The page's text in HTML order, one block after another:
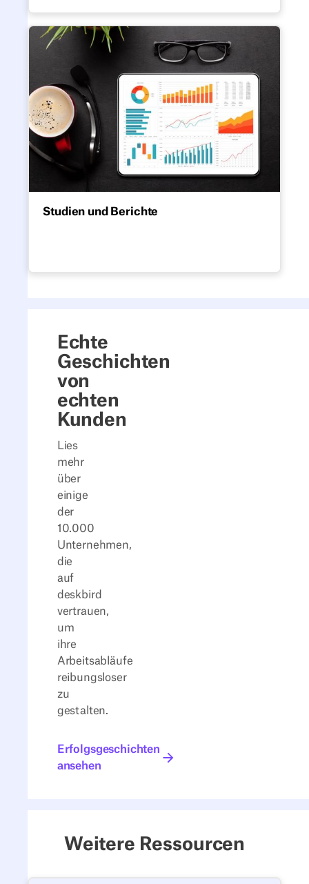
Studien und Berichte
Echte
Geschichten
von
echten
Kunden
Lies
mehr
über
einige
der
10.000
Unternehmen,
die
auf
deskbird
vertrauen,
um
ihre
Arbeitsabläufe
reibungsloser
zu
gestalten.
Erfolgsgeschichten ansehen
Erfolgsgeschichten
ansehen
Weitere Ressourcen